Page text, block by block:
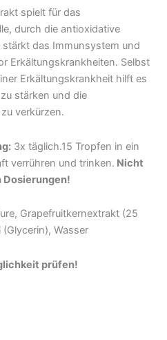
spielt für das
durch die antioxidative
das Immunsystem und
Erkältungskrankheiten. Selbst
Erkältungskrankheit hilft es
stärken und die
verkürzen.
3x täglich.15 Tropfen in ein
verrühren und trinken. Nicht
Dosierungen!
Grapefruitkernextrakt (25
Wasser
prüfen!